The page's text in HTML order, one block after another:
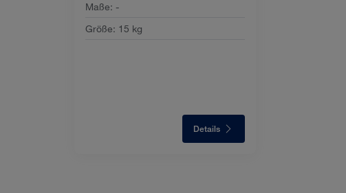
Maße: -
Größe: 15 kg
Details